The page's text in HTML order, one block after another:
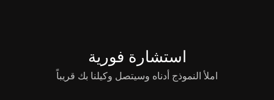
استشارة فورية
املأ النموذج أدناه وسيتصل وكيلنا بك قريباً